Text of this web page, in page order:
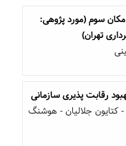
سوم (مورد پژوهی:
تهران)
رقابت پذیری سازمانی
کتایون جلالیان - هوشنگ